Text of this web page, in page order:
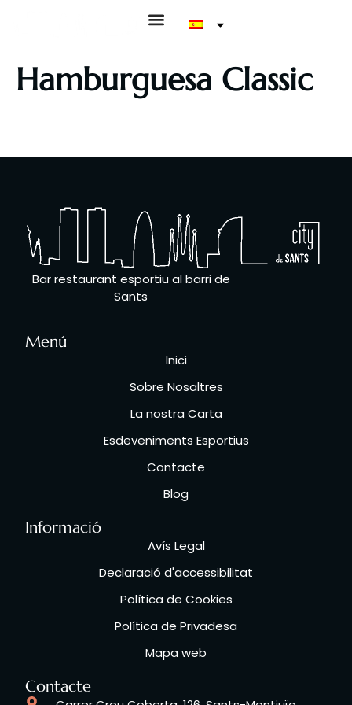
Hamburguesa Classic
Bar restaurant esportiu al barri de
Sants
Menú
Inici
Sobre Nosaltres
La nostra Carta
Esdeveniments Esportius
Contacte
Blog
Informació
Avís Legal
Declaració d'accessibilitat
Política de Cookies
Política de Privadesa
Mapa web
Contacte